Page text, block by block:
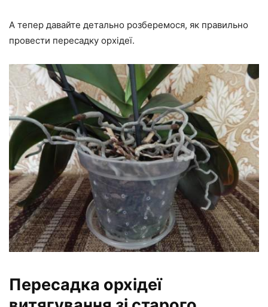
А тепер давайте детально розберемося, як правильно
провести пересадку орхідеї.
Пересадка орхідеї